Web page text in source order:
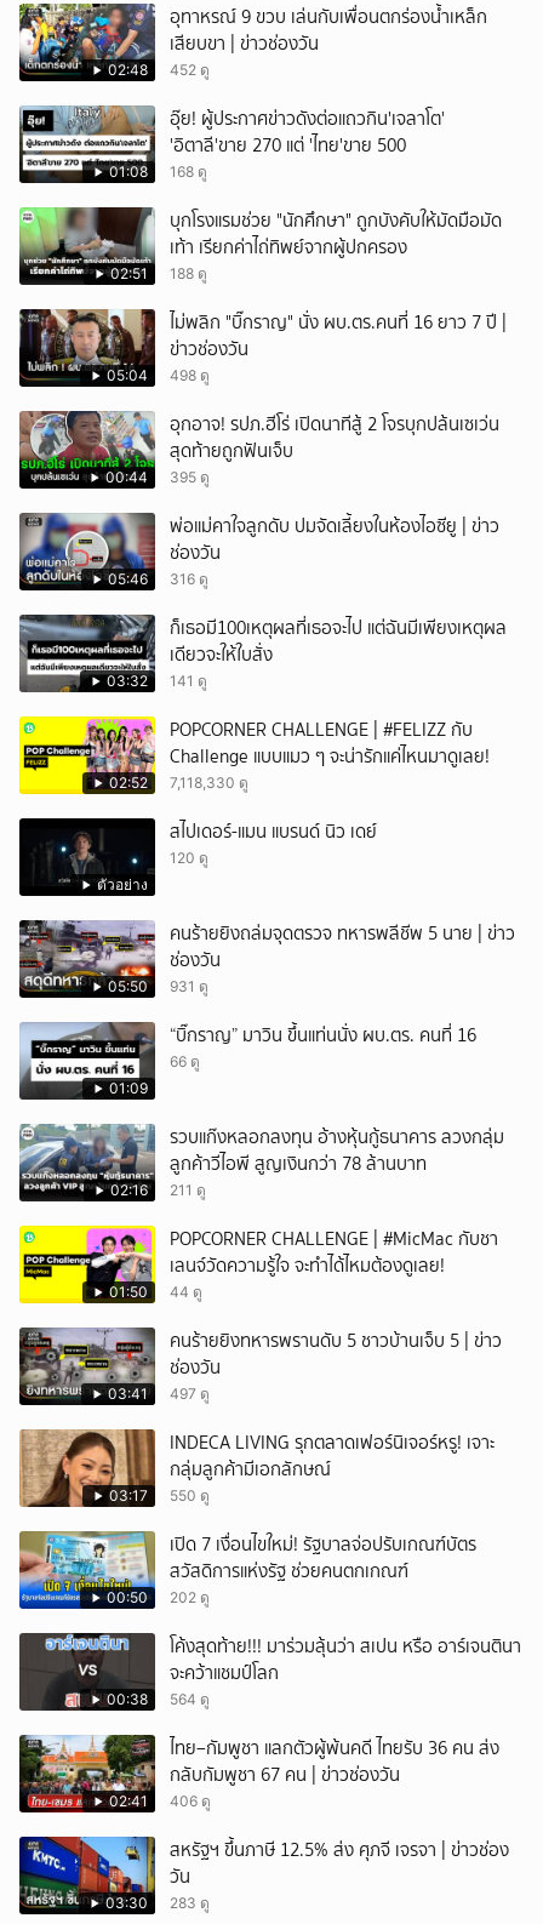
02:48
อุทาหรณ์ 9 ขวบ เล่นกับเพื่อนตกร่องน้ำเหล็ก
เสียบขา | ข่าวช่องวัน
452 ดู
01:08
อุ๊ย! ผู้ประกาศข่าวดังต่อแถวกิน'เจลาโต'
'อิตาลี'ขาย 270 แต่ 'ไทย'ขาย 500
168 ดู
02:51
บุกโรงแรมช่วย "นักศึกษา" ถูกบังคับให้มัดมือมัด
เท้า เรียกค่าไถ่ทิพย์จากผู้ปกครอง
188 ดู
05:04
ไม่พลิก "บิ๊กราญ" นั่ง ผบ.ตร.คนที่ 16 ยาว 7 ปี |
ข่าวช่องวัน
498 ดู
00:44
อุกอาจ! รปภ.ฮีโร่ เปิดนาทีสู้ 2 โจรบุกปล้นเซเว่น
สุดท้ายถูกฟันเจ็บ
395 ดู
05:46
พ่อแม่คาใจลูกดับ ปมจัดเลี้ยงในห้องไอซียู | ข่าว
ช่องวัน
316 ดู
03:32
ก็เธอมี100เหตุผลที่เธอจะไป แต่ฉันมีเพียงเหตุผล
เดียวจะให้ใบสั่ง
141 ดู
02:52
POPCORNER CHALLENGE | #FELIZZ กับ
Challenge แบบแมว ๆ จะน่ารักแค่ไหนมาดูเลย!
7,118,330 ดู
ตัวอย่าง
สไปเดอร์-แมน แบรนด์ นิว เดย์
120 ดู
05:50
คนร้ายยิงถล่มจุดตรวจ ทหารพลีชีพ 5 นาย | ข่าว
ช่องวัน
931 ดู
01:09
“บิ๊กราญ” มาวิน ขึ้นแท่นนั่ง ผบ.ตร. คนที่ 16
66 ดู
02:16
รวบแก๊งหลอกลงทุน อ้างหุ้นกู้ธนาคาร ลวงกลุ่ม
ลูกค้าวีไอพี สูญเงินกว่า 78 ล้านบาท
211 ดู
01:50
POPCORNER CHALLENGE | #MicMac กับชา
เลนจ์วัดความรู้ใจ จะทำได้ไหมต้องดูเลย!
44 ดู
03:41
คนร้ายยิงทหารพรานดับ 5 ชาวบ้านเจ็บ 5 | ข่าว
ช่องวัน
497 ดู
03:17
INDECA LIVING รุกตลาดเฟอร์นิเจอร์หรู! เจาะ
กลุ่มลูกค้ามีเอกลักษณ์
550 ดู
00:50
เปิด 7 เงื่อนไขใหม่! รัฐบาลจ่อปรับเกณฑ์บัตร
สวัสดิการแห่งรัฐ ช่วยคนตกเกณฑ์
202 ดู
00:38
โค้งสุดท้าย!!! มาร่วมลุ้นว่า สเปน หรือ อาร์เจนตินา
จะคว้าแชมป์โลก
564 ดู
02:41
ไทย–กัมพูชา แลกตัวผู้พ้นคดี ไทยรับ 36 คน ส่ง
กลับกัมพูชา 67 คน | ข่าวช่องวัน
406 ดู
03:30
สหรัฐฯ ขึ้นภาษี 12.5% ส่ง ศุภจี เจรจา | ข่าวช่อง
วัน
283 ดู